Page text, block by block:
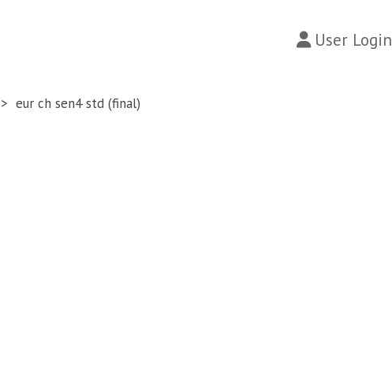
User Login
eur ch sen4 std (final)